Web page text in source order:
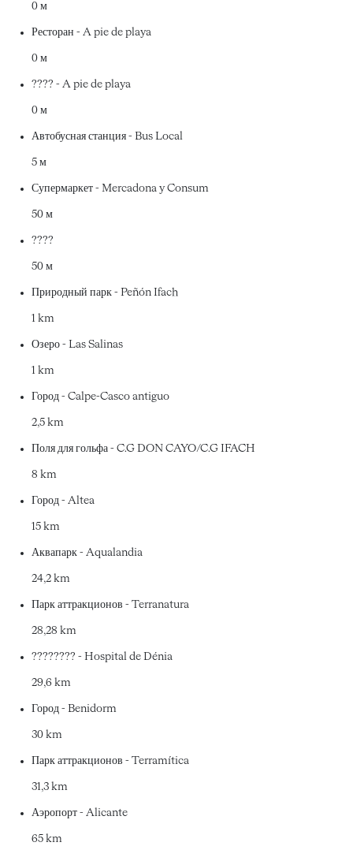
0 м
Ресторан - A pie de playa
0 м
???? - A pie de playa
0 м
Автобусная станция - Bus Local
5 м
Супермаркет - Mercadona y Consum
50 м
????
50 м
Природный парк - Peñón Ifach
1 km
Озеро - Las Salinas
1 km
Город - Calpe-Casco antiguo
2,5 km
Поля для гольфа - C.G DON CAYO/C.G IFACH
8 km
Город - Altea
15 km
Аквапарк - Aqualandia
24,2 km
Парк аттракционов - Terranatura
28,28 km
???????? - Hospital de Dénia
29,6 km
Город - Benidorm
30 km
Парк аттракционов - Terramítica
31,3 km
Аэропорт - Alicante
65 km